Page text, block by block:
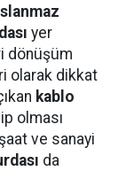
yer
dönüşüm
olarak dikkat
kablo
olması
ve sanayi
da